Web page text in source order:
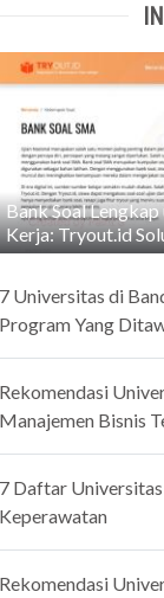
Bank Soal Lengkap
Kerja: Tryout.id
Universitas di
Yang
Bisnis
Daftar Universitas